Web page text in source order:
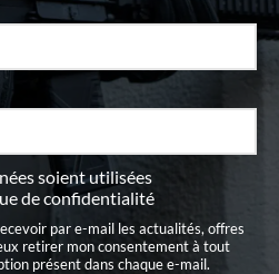
soient utilisées
de confidentialité
par e-mail les actualités, offres
retirer mon consentement à tout
présent dans chaque e-mail.